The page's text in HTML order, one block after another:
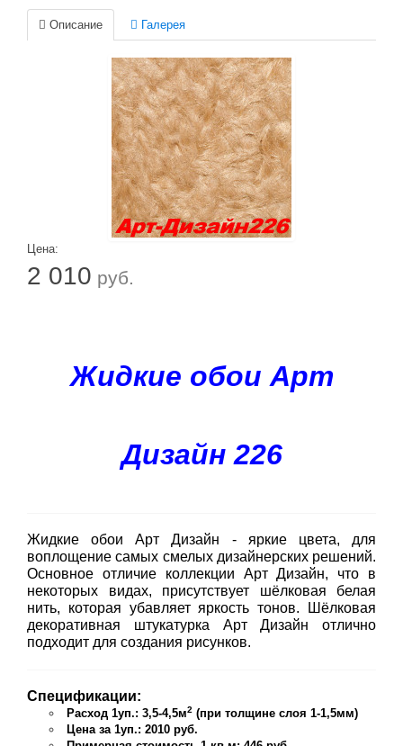
Описание Галерея
Цена:
2 010 руб.
Жидкие обои Арт
Дизайн 226
Жидкие обои Арт Дизайн - яркие цвета, для
воплощение самых смелых дизайнерских решений.
Основное отличие коллекции Арт Дизайн, что в
некоторых видах, присутствует шёлковая белая
нить, которая убавляет яркость тонов. Шёлковая
декоративная штукатурка Арт Дизайн отлично
подходит для создания рисунков.
Спецификации:
Расход 1уп.: 3,5-4,5м2 (при толщине слоя 1-1,5мм)
Цена за 1уп.: 2010 руб.